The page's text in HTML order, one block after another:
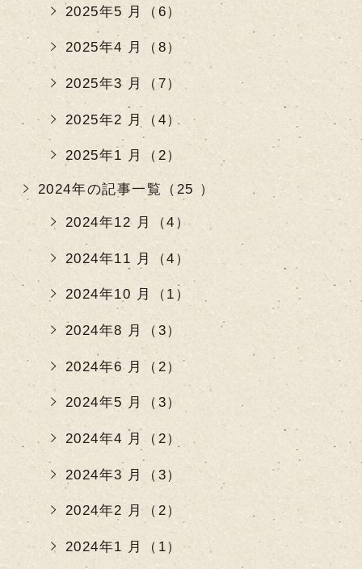
2025年5 月（6）
2025年4 月（8）
2025年3 月（7）
2025年2 月（4）
2025年1 月（2）
2024年の記事一覧（25 ）
2024年12 月（4）
2024年11 月（4）
2024年10 月（1）
2024年8 月（3）
2024年6 月（2）
2024年5 月（3）
2024年4 月（2）
2024年3 月（3）
2024年2 月（2）
2024年1 月（1）